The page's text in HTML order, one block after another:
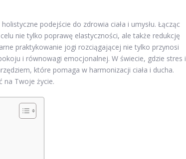
podejście do zdrowia ciała i umysłu. Łącząc
nie tylko poprawę elastyczności, ale także redukcję
praktykowanie jogi rozciągającej nie tylko przynosi
i równowagi emocjonalnej. W świecie, gdzie stres i
które pomaga w harmonizacji ciała i ducha.
na Twoje życie.